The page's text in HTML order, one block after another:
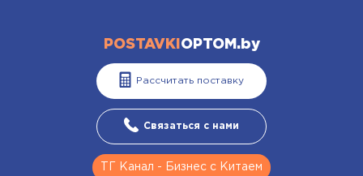
POSTAVKI OPTOM.by
Рассчитать поставку
Связаться с нами
ТГ Канал - Бизнес с Китаем